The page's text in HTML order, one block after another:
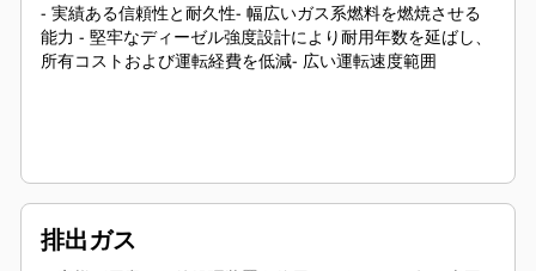
- 実績ある信頼性と耐久性- 幅広いガス系燃料を燃焼させる
能力 - 堅牢なディーゼル強度設計により耐用年数を延ばし、
所有コストおよび運転経費を低減- 広い運転速度範囲
排出ガス